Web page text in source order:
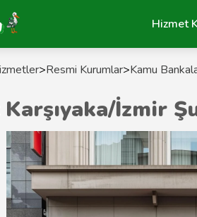
Hizmet
>Resmi Kurumlar>Kamu
İzmir